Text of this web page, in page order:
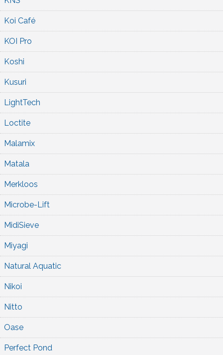
Koi Café
KOI Pro
Koshi
Kusuri
LightTech
Loctite
Malamix
Matala
Merkloos
Microbe-Lift
MidiSieve
Miyagi
Natural Aquatic
Nikoi
Nitto
Oase
Perfect Pond